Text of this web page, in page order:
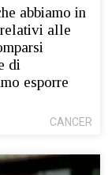
abbiamo in
relativi alle
di
esporre
CANCER